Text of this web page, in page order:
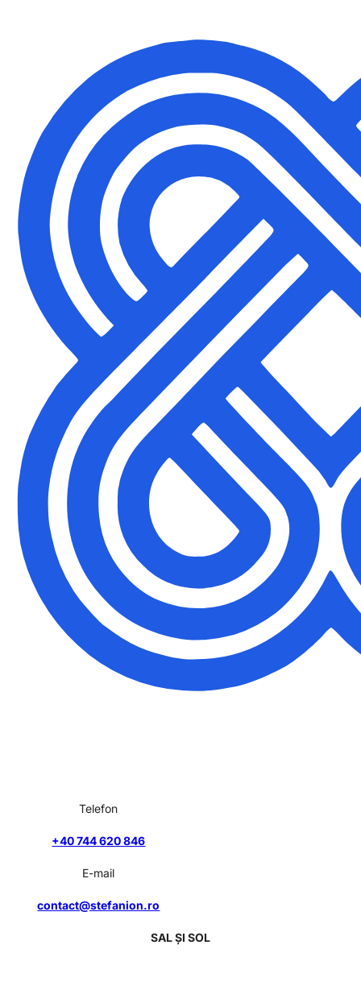
Telefon
+40 744 620 846
E-mail
contact@stefanion.ro
SAL ȘI SOL